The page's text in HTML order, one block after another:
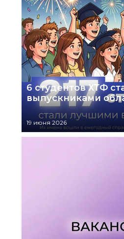
6 студентов ХТФ
выпускниками
19 июня 2026